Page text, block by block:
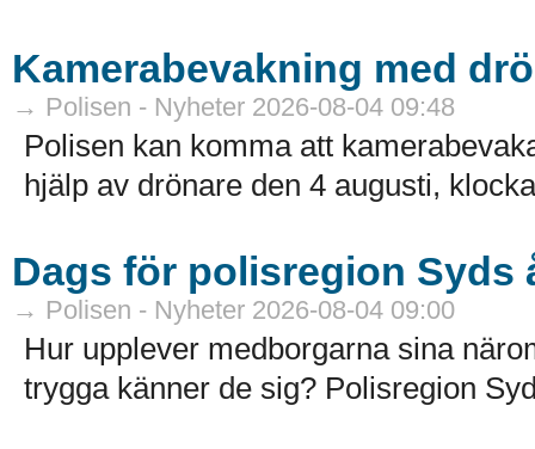
Kamerabevakning med
→ Polisen - Nyheter 2026-08-04 09:48
Polisen kan komma att
hjälp av drönare den 4 augusti,
Dags för polisregion
→ Polisen - Nyheter 2026-08-04 09:00
Hur upplever medborgarna sina
trygga känner de sig? Polisregion